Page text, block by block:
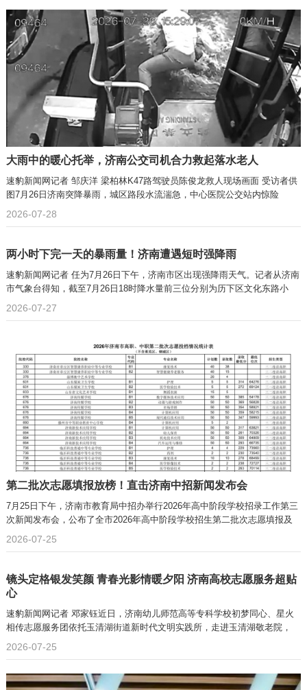
大雨中的暖心托举，济南公交司机合力救起落水老人
速豹新闻网记者 邹庆洋 梁柏林K47路驾驶员陈俊龙救人现场画面 受访者供
图7月26日济南突降暴雨，城区路段水流湍急，中心医院公交站内惊险
2026-07-28
两小时下完一天的暴雨量！济南遭遇短时强降雨
速豹新闻网记者 任为7月26日下午，济南市区出现强降雨天气。记者从济南
市气象台得知，截至7月26日18时降水量前三位分别为历下区文化东路小
2026-07-27
第二批次志愿填报放榜！直击济南中招新闻发布会
7月25日下午，济南市教育局中招办举行2026年高中阶段学校招录工作第三
次新闻发布会，公布了全市2026年高中阶段学校招生第二批次志愿填报及
2026-07-25
镜头定格银发笑颜 青春光影情暖夕阳 济南高校志愿服务超贴
心
速豹新闻网记者 邓家钰近日，济南幼儿师范高等专科学校初梦同心、星火
相传志愿服务团依托玉清湖街道新时代文明实践所，走进玉清湖敬老院，
2026-07-25